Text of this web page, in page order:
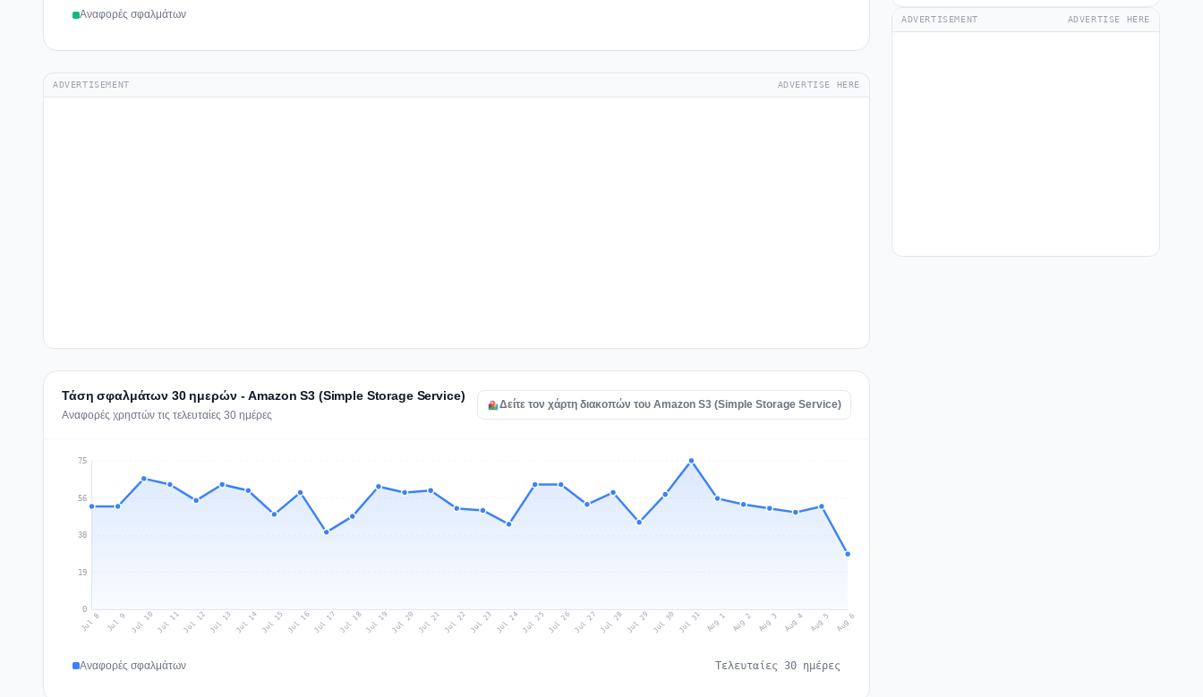
Αναφορές σφαλμάτων
ADVERTISEMENT ADVERTISE HERE
Τάση σφαλμάτων 30 ημερών - Amazon S3 (Simple Storage Service)
Αναφορές χρηστών τις τελευταίες 30 ημέρες
Δείτε τον χάρτη διακοπών του Amazon S3 (Simple Storage Service)
0
19
38
56
75
Jul 8 Jul 9 Jul 10 Jul 11Jul 12 Jul 13 Jul 14 Jul 15 Jul 16Jul 17 Jul 18Jul 19 Jul 20 Jul 21 Jul 22 Jul 23 Jul 24Jul 25 Jul 26Jul 27 Jul 28 Jul 29 Jul 30 Jul 31 Aug 1 Aug 2 Aug 3 Aug 4 Aug 5 Aug 6
Αναφορές σφαλμάτων Τελευταίες 30 ημέρες
ADVERTISEMENT ADVERTISE HERE